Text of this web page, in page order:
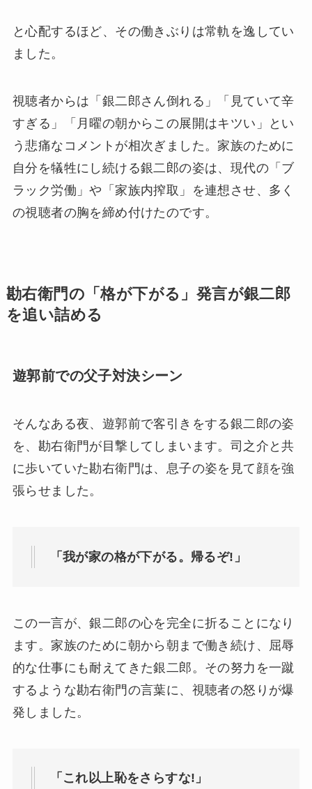
と心配するほど、その働きぶりは常軌を逸してい
ました。
視聴者からは「銀二郎さん倒れる」「見ていて辛
すぎる」「月曜の朝からこの展開はキツい」とい
う悲痛なコメントが相次ぎました。家族のために
自分を犠牲にし続ける銀二郎の姿は、現代の「ブ
ラック労働」や「家族内搾取」を連想させ、多く
の視聴者の胸を締め付けたのです。
勘右衛門の「格が下がる」発言が銀二郎
を追い詰める
遊郭前での父子対決シーン
そんなある夜、遊郭前で客引きをする銀二郎の姿
を、勘右衛門が目撃してしまいます。司之介と共
に歩いていた勘右衛門は、息子の姿を見て顔を強
張らせました。
「我が家の格が下がる。帰るぞ!」
この一言が、銀二郎の心を完全に折ることになり
ます。家族のために朝から朝まで働き続け、屈辱
的な仕事にも耐えてきた銀二郎。その努力を一蹴
するような勘右衛門の言葉に、視聴者の怒りが爆
発しました。
「これ以上恥をさらすな!」